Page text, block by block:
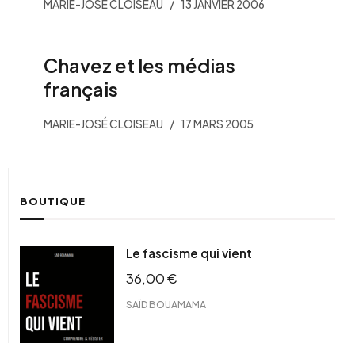
MARIE-JOSÉ CLOISEAU 13 JANVIER 2006
Chavez et les médias
français
MARIE-JOSÉ CLOISEAU 17 MARS 2005
BOUTIQUE
Le fascisme qui vient
36,00€
SAÏD BOUAMAMA